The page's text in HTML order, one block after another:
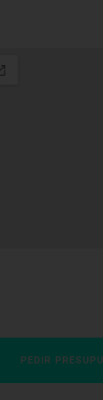
PEDIR